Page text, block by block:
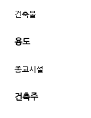
건축물
용도
종교시설
건축주